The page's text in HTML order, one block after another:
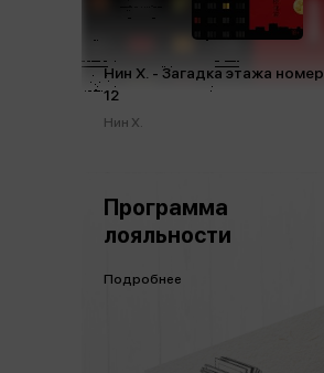
Нин Х. - Загадка этажа номер
12
Нин Х.
Программа
лояльности
Подробнее